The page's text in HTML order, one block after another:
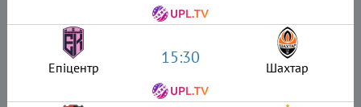
Епіцентр 15:30 Шахтар